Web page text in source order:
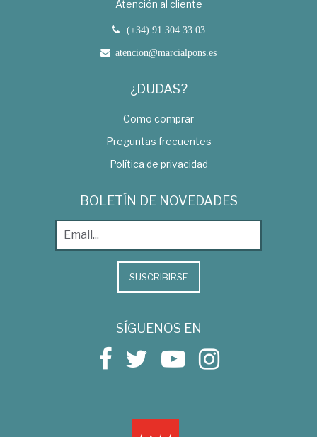
Atención al cliente
(+34) 91 304 33 03
atencion@marcialpons.es
¿DUDAS?
Como comprar
Preguntas frecuentes
Política de privacidad
BOLETÍN DE NOVEDADES
SUSCRIBIRSE
SÍGUENOS EN